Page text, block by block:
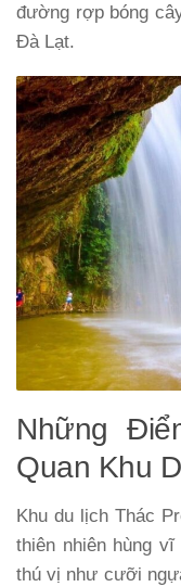
đường rợp bóng
Đà Lạt.
Những
Quan Khu
Khu du lịch Thác
thiên nhiên hùng vĩ
thú vị như cưỡi